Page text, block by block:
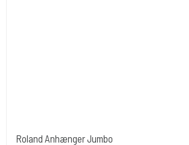
Roland Anhænger Jumbo